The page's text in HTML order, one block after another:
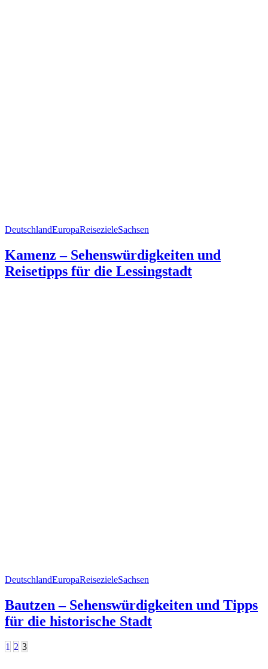
DeutschlandEuropaReisezieleSachsen
Kamenz – Sehenswürdigkeiten und
Reisetipps für die Lessingstadt
DeutschlandEuropaReisezieleSachsen
Bautzen – Sehenswürdigkeiten und Tipps
für die historische Stadt
1 2 3